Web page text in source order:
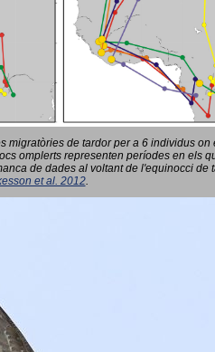
migratòries de tardor per a 6 individus
omplerts representen períodes en els
de dades al voltant de l'equinocci de
et al. 2012.